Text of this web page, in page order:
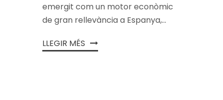
emergit com un motor econòmic
de gran rellevància a Espanya,...
LLEGIR MÉS